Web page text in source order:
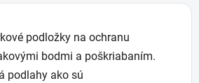
podložky na ochranu
bodmi a poškriabaním.
podlahy ako sú